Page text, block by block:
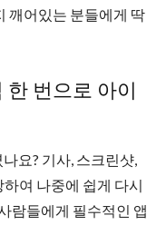
깨어있는 분들에게 딱
한 번으로 아이
요? 기사, 스크린샷,
여 나중에 쉽게 다시
람들에게 필수적인 앱